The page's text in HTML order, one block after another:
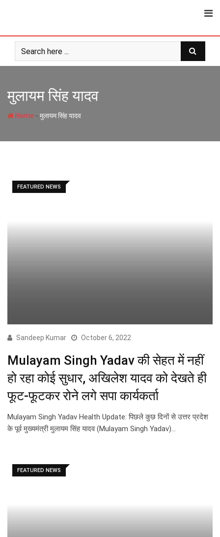
मुलायम सिंह यादव
Home - मुलायम सिंह यादव
FEATURED NEWS
Sandeep Kumar October 6, 2022
Mulayam Singh Yadav की सेहत में नहीं
हो रहा कोई सुधार, अखिलेश यादव को देखते ही
फूट-फूटकर रोने लगे सपा कार्यकर्ता
Mulayam Singh Yadav Health Update: पिछले कुछ दिनों से उत्तर प्रदेश
के पूर्व मुख्यमंत्री मुलायम सिंह यादव (Mulayam Singh Yadav)…
FEATURED NEWS